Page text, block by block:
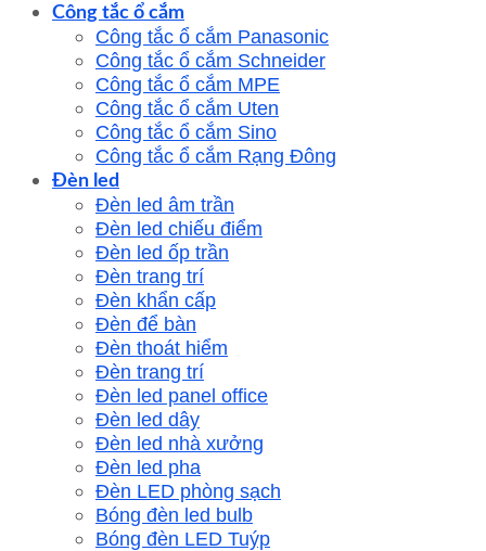
Công tắc ổ cắm
Công tắc ổ cắm Panasonic
Công tắc ổ cắm Schneider
Công tắc ổ cắm MPE
Công tắc ổ cắm Uten
Công tắc ổ cắm Sino
Công tắc ổ cắm Rạng Đông
Đèn led
Đèn led âm trần
Đèn led chiếu điểm
Đèn led ốp trần
Đèn trang trí
Đèn khẩn cấp
Đèn để bàn
Đèn thoát hiểm
Đèn trang trí
Đèn led panel office
Đèn led dây
Đèn led nhà xưởng
Đèn led pha
Đèn LED phòng sạch
Bóng đèn led bulb
Bóng đèn LED Tuýp